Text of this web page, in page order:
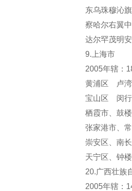
东乌珠穆沁
察哈尔右翼
达尔罕茂明
9.上海市
2005年辖：
黄浦区 卢
宝山区 闵
栖霞市、 鼓
张家港市、
崇安区、南
天宁区
钟
20.广西壮族
2005年辖：